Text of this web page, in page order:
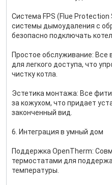
Система FPS (Flue
системы дымоудаления с
безопасно подключать
Простое обслуживание: Все
для легкого доступа, что
чистку котла.
Эстетика монтажа: Все
за кожухом, что придает
законченный вид.
6. Интеграция в умный дом
Поддержка OpenTherm:
термостатами для
температуры.